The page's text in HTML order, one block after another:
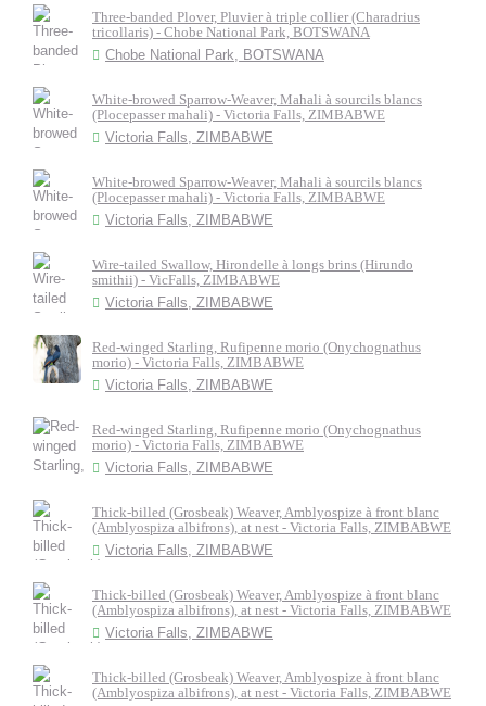
Three-banded Plover, Pluvier à triple collier (Charadrius
tricollaris) - Chobe National Park, BOTSWANA
Chobe National Park, BOTSWANA
White-browed Sparrow-Weaver, Mahali à sourcils blancs
(Plocepasser mahali) - Victoria Falls, ZIMBABWE
Victoria Falls, ZIMBABWE
White-browed Sparrow-Weaver, Mahali à sourcils blancs
(Plocepasser mahali) - Victoria Falls, ZIMBABWE
Victoria Falls, ZIMBABWE
Wire-tailed Swallow, Hirondelle à longs brins (Hirundo
smithii) - VicFalls, ZIMBABWE
Victoria Falls, ZIMBABWE
Red-winged Starling, Rufipenne morio (Onychognathus
morio) - Victoria Falls, ZIMBABWE
Victoria Falls, ZIMBABWE
Red-winged Starling, Rufipenne morio (Onychognathus
morio) - Victoria Falls, ZIMBABWE
Victoria Falls, ZIMBABWE
Thick-billed (Grosbeak) Weaver, Amblyospize à front blanc
(Amblyospiza albifrons), at nest - Victoria Falls, ZIMBABWE
Victoria Falls, ZIMBABWE
Thick-billed (Grosbeak) Weaver, Amblyospize à front blanc
(Amblyospiza albifrons), at nest - Victoria Falls, ZIMBABWE
Victoria Falls, ZIMBABWE
Thick-billed (Grosbeak) Weaver, Amblyospize à front blanc
(Amblyospiza albifrons), at nest - Victoria Falls, ZIMBABWE